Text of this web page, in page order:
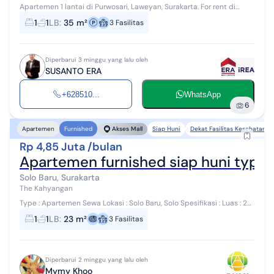
Apartemen 1 lantai di Purwosari, Laweyan, Surakarta. For rent di
wilayah yang asri. Dengan kategorinya adalah sebagai berikut: -
Kamar Tidur: 1 ...
1 1LB: 35 m² 3 Fasilitas
Diperbarui 3 minggu yang lalu oleh
SUSANTO ERA
+628510... WhatsApp
6
Apartemen Furnished Akses Mall Siap Huni Dekat Fasilitas Kesehatan
Rp 4,85 Juta /bulan
Apartemen furnished siap huni type
Solo Baru, Surakarta
The Kahyangan
Type : Apartemen Sewa Lokasi : Solo Baru, Solo Spesifikasi : Luas : 23
m2 Keterangan tambahan : - Lokasi strategis - Dekat Mall - Dekat
sekolah I...
1 1LB: 23 m² 3 Fasilitas
Diperbarui 2 minggu yang lalu oleh
Mymy Khoo